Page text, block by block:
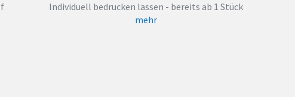
Individuell bedrucken lassen - bereits ab 1 Stück
mehr